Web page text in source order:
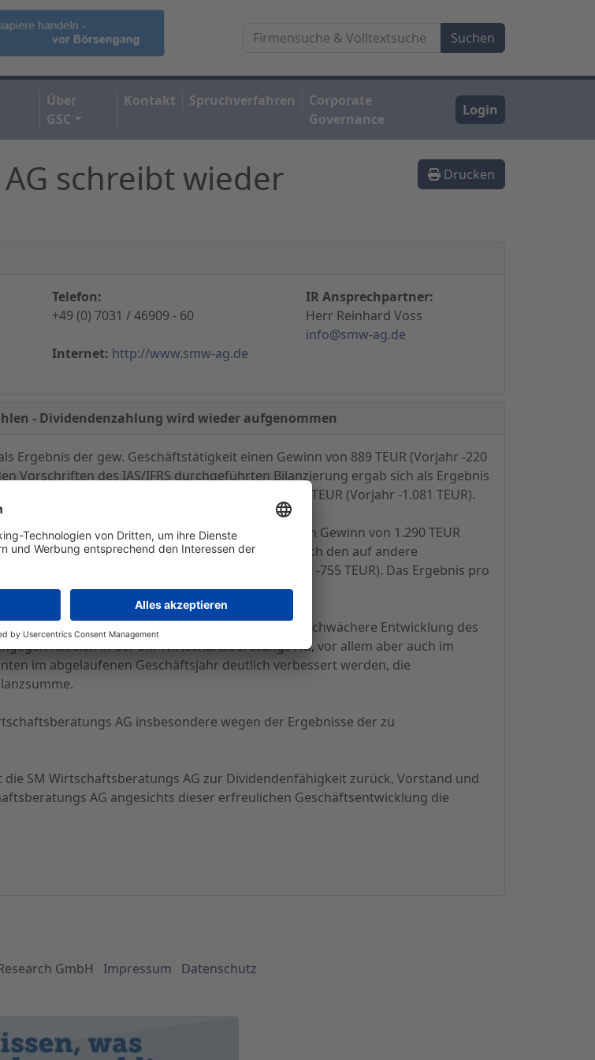
Über
GSC
Kontakt Spruchverfahren
Corporate
Governance
Login
Drucken
schreibt wieder
Telefon:
+49 (0) 7031 / 46909 - 60
Internet: http://www.smw-ag.de
IR Ansprechpartner:
Herr Reinhard Voss
info@smw-ag.de
- Dividendenzahlung wird wieder aufgenommen
Ergebnis der gew. Geschäftstätigkeit einen Gewinn von 889 TEUR (Vorjahr -220
Vorschriften des IAS/IFRS durchgeführten Bilanzierung ergab sich als Ergebnis
TEUR) sowie ein Jahresüberschuss von 804 TEUR (Vorjahr -1.081 TEUR).
als Ergebnis der gew. Geschäftstätigkeit einen Gewinn von 1.290 TEUR
2005, das sich nach der Steuerposition sowie nach den auf andere
bei einem Gewinn von 1.092 TEUR (Vorjahr -755 TEUR). Das Ergebnis pro
(nach IAS/IFRS).
AG war geprägt durch eine schwächere Entwicklung des
hat sich in der SM Wirtschaftsberatungs AG, vor allem aber auch im
im abgelaufenen Geschäftsjahr deutlich verbessert werden, die
AG insbesondere wegen der Ergebnisse der zu
SM Wirtschaftsberatungs AG zur Dividendenfähigkeit zurück, Vorstand und
AG angesichts dieser erfreulichen Geschäftsentwicklung die
GmbH Impressum Datenschutz